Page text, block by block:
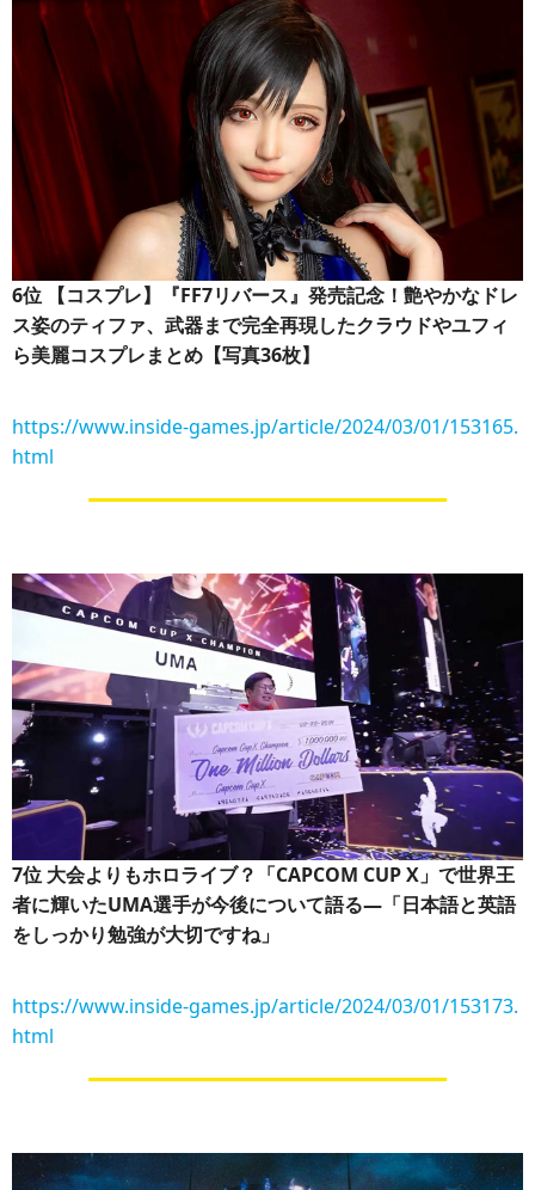
6位 【コスプレ】『FF7リバース』発売記念！艶やかなドレ
ス姿のティファ、武器まで完全再現したクラウドやユフィ
ら美麗コスプレまとめ【写真36枚】
https://www.inside-games.jp/article/2024/03/01/153165.
html
7位大会よりもホロライブ？「CAPCOM CUP X」で世界王
者に輝いたUMA選手が今後について語る―「日本語と英語
をしっかり勉強が大切ですね」
https://www.inside-games.jp/article/2024/03/01/153173.
html